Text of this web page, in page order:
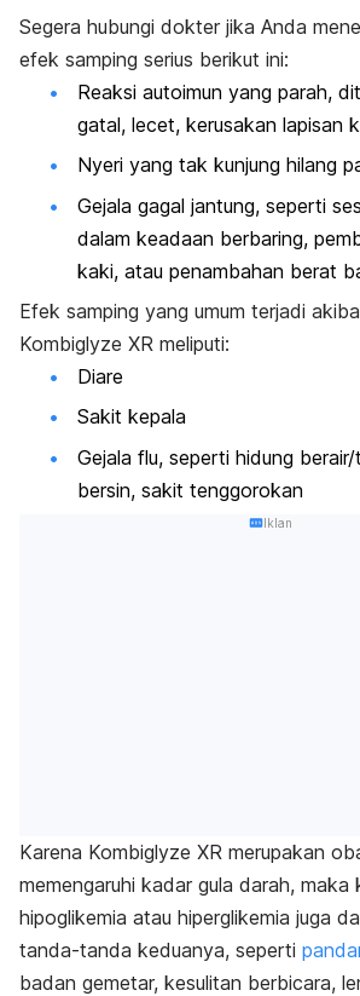
Segera hubungi dokter jika Anda
efek samping serius berikut ini:
Reaksi autoimun yang parah,
gatal, lecet, kerusakan lapisan
Nyeri yang tak kunjung hilang
Gejala gagal jantung, seperti
dalam keadaan berbaring,
kaki, atau penambahan berat
Efek samping yang umum terjadi
Kombiglyze XR meliputi:
Diare
Sakit kepala
Gejala flu, seperti hidung
bersin, sakit tenggorokan
Iklan
Karena Kombiglyze XR merupakan
memengaruhi kadar gula darah, maka
hipoglikemia atau hiperglikemia juga
tanda-tanda keduanya, seperti
badan gemetar, kesulitan berbicara,